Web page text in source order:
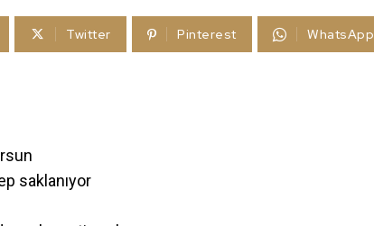
Twitter Pinterest WhatsApp
saklanıyor